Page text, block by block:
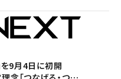
を9月4日に初開